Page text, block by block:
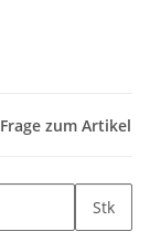
Frage zum Artikel
Stk